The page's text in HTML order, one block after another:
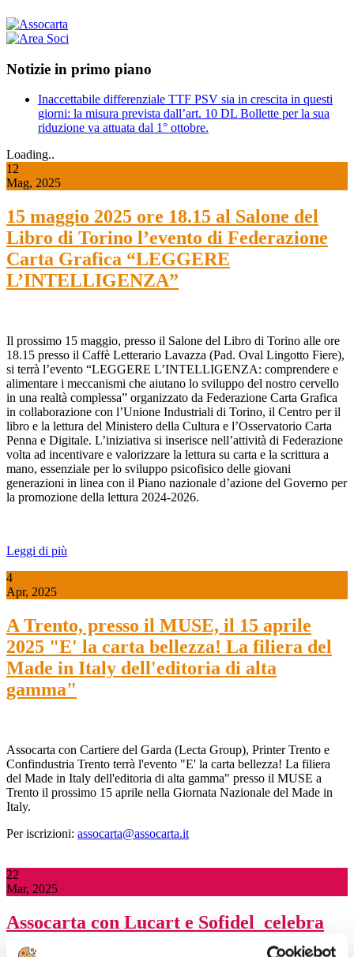
Notizie in primo piano
Inaccettabile differenziale TTF PSV sia in crescita in questi
giorni: la misura prevista dall’art. 10 DL Bollette per la sua
riduzione va attuata dal 1° ottobre.
Loading..
12
Mag, 2025
15 maggio 2025 ore 18.15 al Salone del
Libro di Torino l’evento di Federazione
Carta Grafica “LEGGERE
L’INTELLIGENZA”
Il prossimo 15 maggio, presso il Salone del Libro di Torino alle ore
18.15 presso il Caffè Letterario Lavazza (Pad. Oval Lingotto Fiere),
si terrà l’evento “LEGGERE L’INTELLIGENZA: comprendere e
alimentare i meccanismi che aiutano lo sviluppo del nostro cervello
in una realtà complessa” organizzato da Federazione Carta Grafica
in collaborazione con l’Unione Industriali di Torino, il Centro per il
libro e la lettura del Ministero della Cultura e l’Osservatorio Carta
Penna e Digitale. L’iniziativa si inserisce nell’attività di Federazione
volta ad incentivare e valorizzare la lettura su carta e la scrittura a
mano, essenziale per lo sviluppo psicofisico delle giovani
generazioni in linea con il Piano nazionale d’azione del Governo per
la promozione della lettura 2024-2026.
Leggi di più
4
Apr, 2025
A Trento, presso il MUSE, il 15 aprile
2025 "E' la carta bellezza! La filiera del
Made in Italy dell'editoria di alta
gamma"
Assocarta con Cartiere del Garda (Lecta Group), Printer Trento e
Confindustria Trento terrà l'evento "E' la carta bellezza! La filiera
del Made in Italy dell'editoria di alta gamma" presso il MUSE a
Trento il prossimo 15 aprile nella Giornata Nazionale del Made in
Italy.
Per iscrizioni: assocarta@assocarta.it
22
Mar, 2025
Assocarta con Lucart e Sofidel celebra
oggi, a Lucca presso il Real Collegio, la